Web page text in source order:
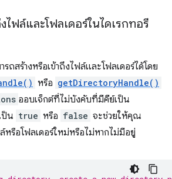
ไฟล์และโฟลเดอร์ในไดเรกทอรี
ถสร้างหรือเข้าถึงไฟล์และโฟลเดอร์ได้โดย
หรือ getDirectoryHandle()
ออบเจ็กต์ที่ไม่บังคับที่มีคีย์เป็น
ป็น true หรือ false จะช่วยให้คุณ
หรือโฟลเดอร์ใหม่หรือไม่หากไม่มีอยู่